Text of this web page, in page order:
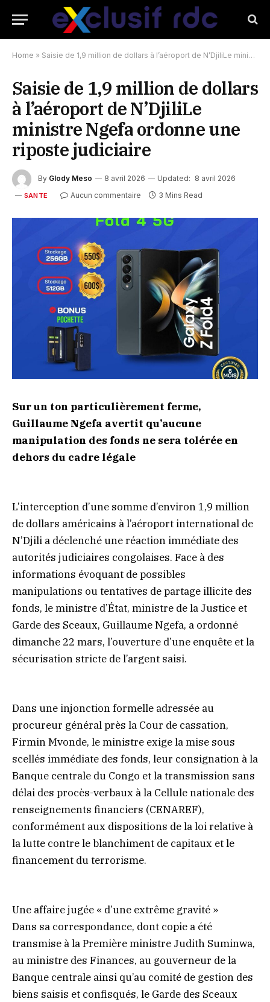
Home » Saisie de 1,9 million de dollars à l’aéroport de N’DjiliLe ministre Ngefa ordonne une riposte judiciaire
Saisie de 1,9 million de dollars
à l’aéroport de N’DjiliLe
ministre Ngefa ordonne une
riposte judiciaire
By Glody Meso 8 avril 2026 Updated: 8 avril 2026
SANTE Aucun commentaire 3 Mins Read
Sur un ton particulièrement ferme,
Guillaume Ngefa avertit qu’aucune
manipulation des fonds ne sera tolérée en
dehors du cadre légale
L’interception d’une somme d’environ 1,9 million
de dollars américains à l’aéroport international de
N’Djili a déclenché une réaction immédiate des
autorités judiciaires congolaises. Face à des
informations évoquant de possibles
manipulations ou tentatives de partage illicite des
fonds, le ministre d’État, ministre de la Justice et
Garde des Sceaux, Guillaume Ngefa, a ordonné
dimanche 22 mars, l’ouverture d’une enquête et la
sécurisation stricte de l’argent saisi.
Dans une injonction formelle adressée au
procureur général près la Cour de cassation,
Firmin Mvonde, le ministre exige la mise sous
scellés immédiate des fonds, leur consignation à la
Banque centrale du Congo et la transmission sans
délai des procès-verbaux à la Cellule nationale des
renseignements financiers (CENAREF),
conformément aux dispositions de la loi relative à
la lutte contre le blanchiment de capitaux et le
financement du terrorisme.
Une affaire jugée « d’une extrême gravité »
Dans sa correspondance, dont copie a été
transmise à la Première ministre Judith Suminwa,
au ministre des Finances, au gouverneur de la
Banque centrale ainsi qu’au comité de gestion des
biens saisis et confisqués, le Garde des Sceaux